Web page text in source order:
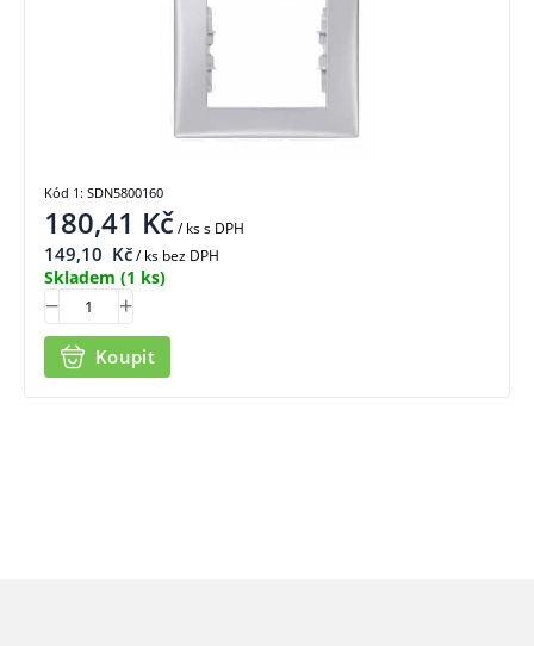
180,41 Kč/ kss DPH
149,10 Kč/ ks bez DPH
Skladem (1 ks)
Koupit
Kód 1: SDN5800160